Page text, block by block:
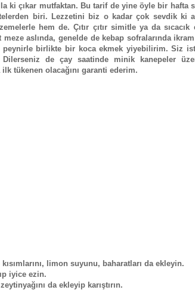
ki çıkar mutfaktan. Bu tarif de yine öyle bir hafta
biri. Lezzetini biz o kadar çok sevdik ki
hem de. Çıtır çıtır simitle ya da
aslında, genelde de kebap sofralarında
peynirle birlikte bir koca ekmek yiyebilirim. Siz
de çay saatinde minik kanepeler
tükenen olacağını garanti ederim.
limon suyunu, baharatları da ekleyin.
iyice ezin.
da ekleyip karıştırın.